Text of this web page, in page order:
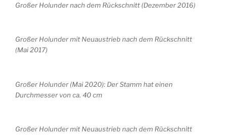
Großer Holunder nach dem Rückschnitt (Dezember 2016)
Großer Holunder mit Neuaustrieb nach dem Rückschnitt
(Mai 2017)
Großer Holunder (Mai 2020): Der Stamm hat einen
Durchmesser von ca. 40 cm
Großer Holunder mit Neuaustrieb nach dem Rückschnitt